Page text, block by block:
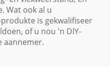
Wat ook al u
is gekwalifiseer
of u nou 'n DIY-
aannemer.